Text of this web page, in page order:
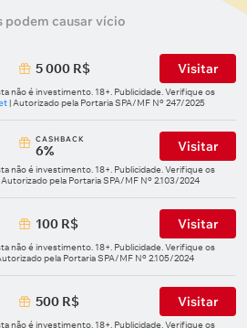
podem causar vício
5 000 R$ Visitar
não é investimento. 18+. Publicidade. Verifique os
| Autorizado pela Portaria SPA/MF Nº 247/2025
СASHBACK
6% Visitar
não é investimento. 18+. Publicidade. Verifique os
Autorizado pela Portaria SPA/MF Nº 2.103/2024
100 R$ Visitar
não é investimento. 18+. Publicidade. Verifique os
pela Portaria SPA/MF Nº 2.105/2024
500 R$ Visitar
não é investimento. 18+. Publicidade. Verifique os